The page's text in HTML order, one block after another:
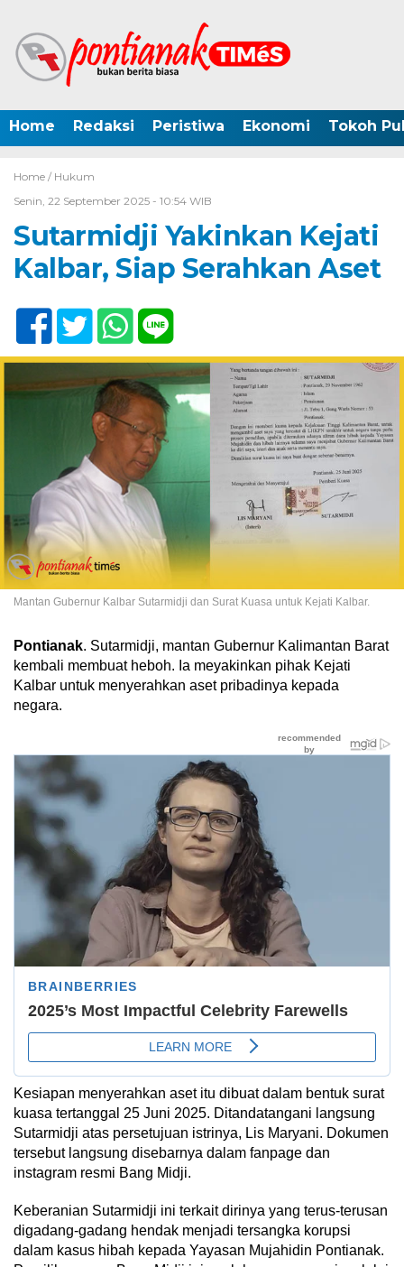
Home Redaksi Peristiwa Ekonomi Tokoh
Home / Hukum
Senin, 22 September 2025 - 10:54 WIB
Sutarmidji Yakinkan Kejati
Kalbar, Siap Serahkan Aset
Mantan Gubernur Kalbar Sutarmidji dan Surat Kuasa untuk Kejati Kalbar.
Pontianak. Sutarmidji, mantan Gubernur Kalimantan Barat
kembali membuat heboh. Ia meyakinkan pihak Kejati
Kalbar untuk menyerahkan aset pribadinya kepada
negara.
Kesiapan menyerahkan aset itu dibuat dalam bentuk surat
kuasa tertanggal 25 Juni 2025. Ditandatangani langsung
Sutarmidji atas persetujuan istrinya, Lis Maryani. Dokumen
tersebut langsung disebarnya dalam fanpage dan
instagram resmi Bang Midji.
Keberanian Sutarmidji ini terkait dirinya yang terus-terusan
digadang-gadang hendak menjadi tersangka korupsi
dalam kasus hibah kepada Yayasan Mujahidin Pontianak.